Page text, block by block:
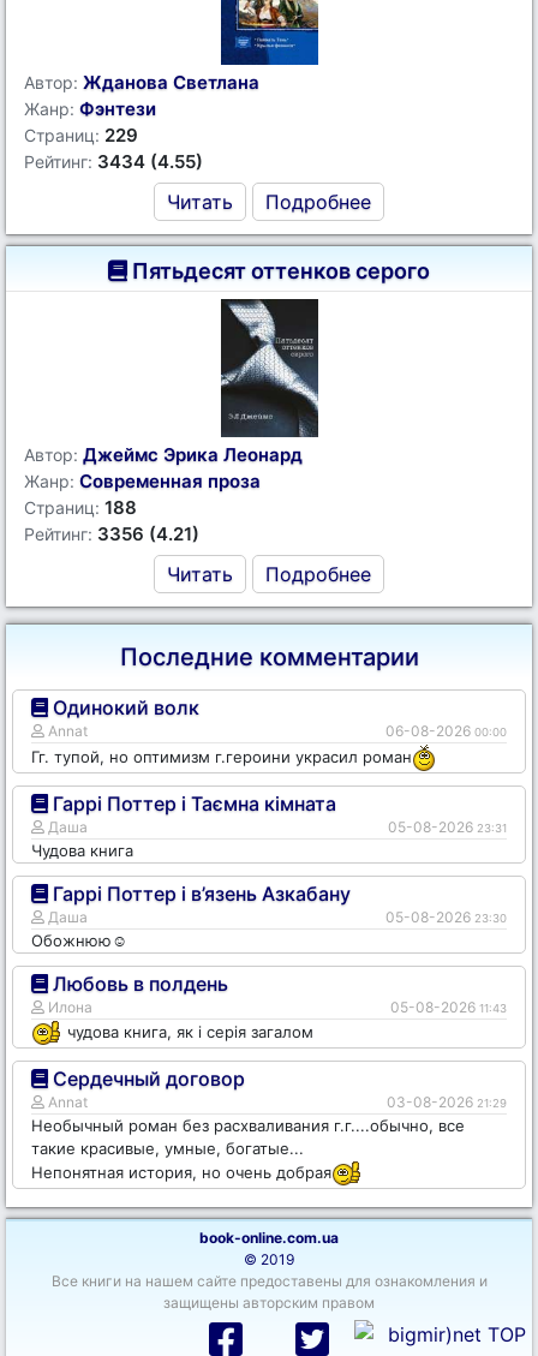
Автор: Жданова Светлана
Жанр: Фэнтези
Страниц: 229
Рейтинг: 3434 (4.55)
Читать Подробнее
Пятьдесят оттенков серого
Автор: Джеймс Эрика Леонард
Жанр: Современная проза
Страниц: 188
Рейтинг: 3356 (4.21)
Читать Подробнее
Последние комментарии
Одинокий волк
Annat 06-08-2026 00:00
Гг. тупой, но оптимизм г.героини украсил роман
Гаррі Поттер і Таємна кімната
Даша 05-08-2026 23:31
Чудова книга
Гаррі Поттер і в’язень Азкабану
Даша 05-08-2026 23:30
Обожнюю☺️
Любовь в полдень
Илона 05-08-2026 11:43
чудова книга, як і серія загалом
Сердечный договор
Annat 03-08-2026 21:29
Необычный роман без расхваливания г.г....обычно, все
такие красивые, умные, богатые...
Непонятная история, но очень добрая
book-online.com.ua
© 2019
Все книги на нашем сайте предоставены для ознакомления и
защищены авторским правом